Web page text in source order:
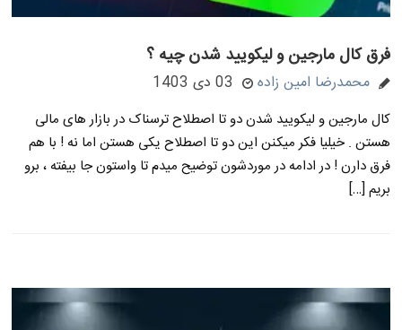
فرق کال مارجین و لیکویید شدن چیه ؟
محمدرضا امین زاده 03 دی 1403
کال مارجین و لیکویید شدن دو تا اصطلاح ترسناک در بازار های مالی
هستن . خیلیا فکر میکنن این دو تا اصطلاح یکی هستن اما نه ! با هم
فرق دارن ! در ادامه در موردشون توضیح میدم تا واستون جا بیفته ، برو
بریم […]